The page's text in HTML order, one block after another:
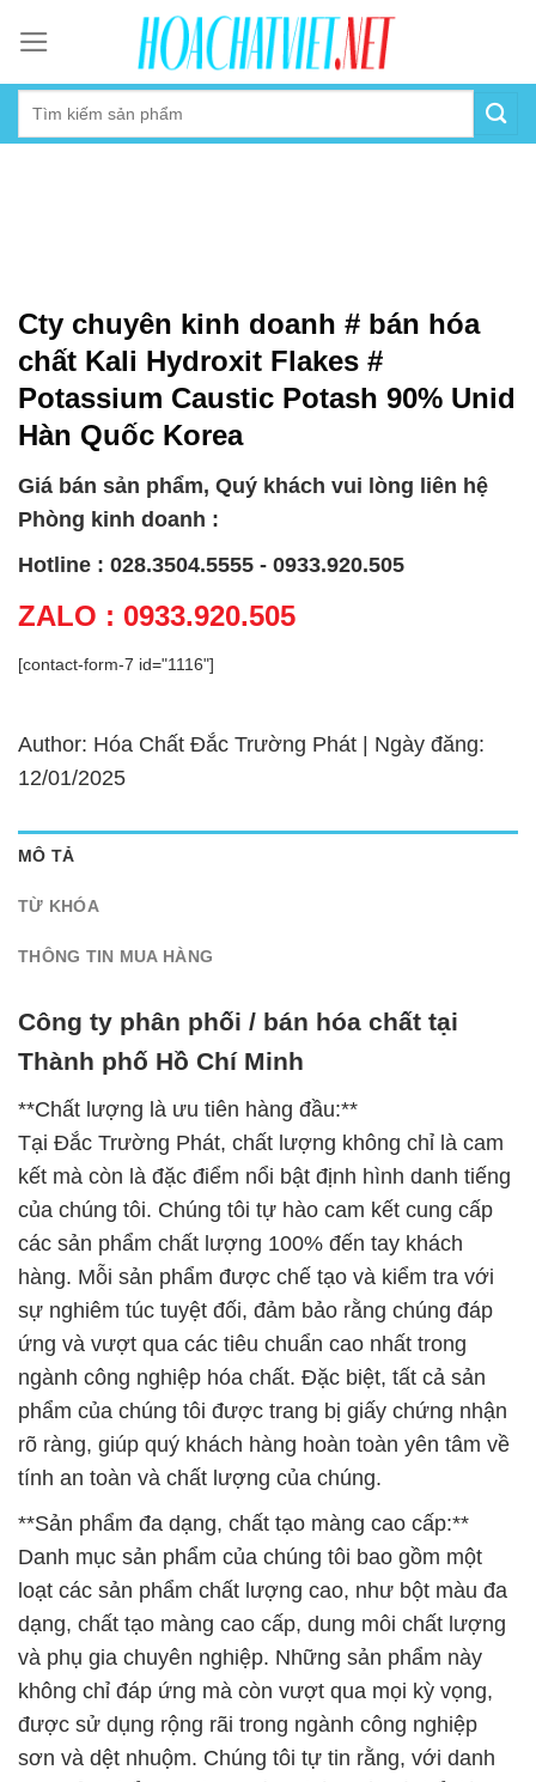
content
Cty chuyên kinh doanh # bán hóa
chất Kali Hydroxit Flakes #
Potassium Caustic Potash 90% Unid
Hàn Quốc Korea
Giá bán sản phẩm, Quý khách vui lòng liên hệ
Phòng kinh doanh :
Hotline : 028.3504.5555 - 0933.920.505
ZALO : 0933.920.505
[contact-form-7 id="1116"]
Author: Hóa Chất Đắc Trường Phát | Ngày đăng:
12/01/2025
MÔ TẢ
TỪ KHÓA
THÔNG TIN MUA HÀNG
Công ty phân phối / bán hóa chất tại
Thành phố Hồ Chí Minh
**Chất lượng là ưu tiên hàng đầu:**
Tại Đắc Trường Phát, chất lượng không chỉ là cam
kết mà còn là đặc điểm nổi bật định hình danh tiếng
của chúng tôi. Chúng tôi tự hào cam kết cung cấp
các sản phẩm chất lượng 100% đến tay khách
hàng. Mỗi sản phẩm được chế tạo và kiểm tra với
sự nghiêm túc tuyệt đối, đảm bảo rằng chúng đáp
ứng và vượt qua các tiêu chuẩn cao nhất trong
ngành công nghiệp hóa chất. Đặc biệt, tất cả sản
phẩm của chúng tôi được trang bị giấy chứng nhận
rõ ràng, giúp quý khách hàng hoàn toàn yên tâm về
tính an toàn và chất lượng của chúng.
**Sản phẩm đa dạng, chất tạo màng cao cấp:**
Danh mục sản phẩm của chúng tôi bao gồm một
loạt các sản phẩm chất lượng cao, như bột màu đa
dạng, chất tạo màng cao cấp, dung môi chất lượng
và phụ gia chuyên nghiệp. Những sản phẩm này
không chỉ đáp ứng mà còn vượt qua mọi kỳ vọng,
được sử dụng rộng rãi trong ngành công nghiệp
sơn và dệt nhuộm. Chúng tôi tự tin rằng, với danh